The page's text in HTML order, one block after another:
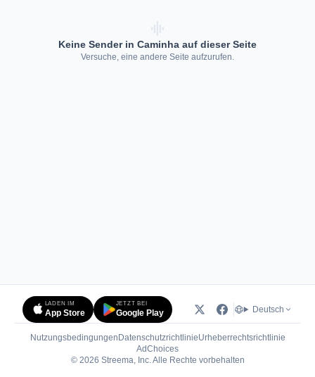
Keine Sender in Caminha auf dieser Seite
Versuche, eine andere Seite aufzurufen.
LADEN IM
App Store
JETZT BEI
Google Play Deutsch
Nutzungsbedingungen DatenschutzrichtlinieUrheberrechtsrichtlinie
AdChoices(öffnet in neuem Tab)
© 2026 Streema, Inc. Alle Rechte vorbehalten